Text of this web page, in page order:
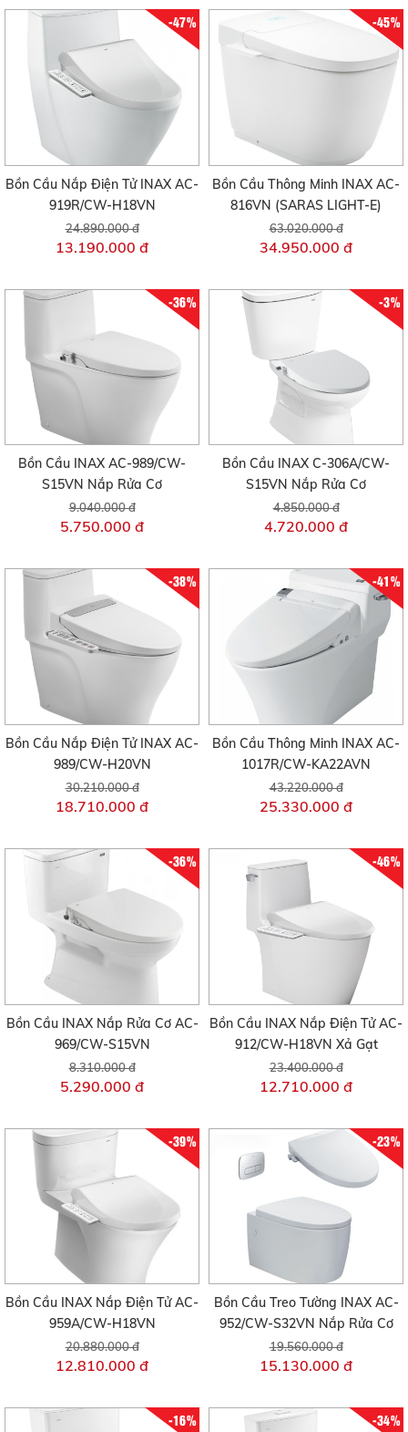
-47%
Bồn Cầu Nắp Điện Tử INAX AC-
919R/CW-H18VN
24.890.000 đ
13.190.000 đ
-45%
Bồn Cầu Thông Minh INAX AC-
816VN (SARAS LIGHT-E)
63.020.000 đ
34.950.000 đ
-36%
Bồn Cầu INAX AC-989/CW-
S15VN Nắp Rửa Cơ
9.040.000 đ
5.750.000 đ
-3%
Bồn Cầu INAX C-306A/CW-
S15VN Nắp Rửa Cơ
4.850.000 đ
4.720.000 đ
-38%
Bồn Cầu Nắp Điện Tử INAX AC-
989/CW-H20VN
30.210.000 đ
18.710.000 đ
-41%
Bồn Cầu Thông Minh INAX AC-
1017R/CW-KA22AVN
43.220.000 đ
25.330.000 đ
-36%
Bồn Cầu INAX Nắp Rửa Cơ AC-
969/CW-S15VN
8.310.000 đ
5.290.000 đ
-46%
Bồn Cầu INAX Nắp Điện Tử AC-
912/CW-H18VN Xả Gạt
23.400.000 đ
12.710.000 đ
-39%
Bồn Cầu INAX Nắp Điện Tử AC-
959A/CW-H18VN
20.880.000 đ
12.810.000 đ
-23%
Bồn Cầu Treo Tường INAX AC-
952/CW-S32VN Nắp Rửa Cơ
19.560.000 đ
15.130.000 đ
-16% -34%